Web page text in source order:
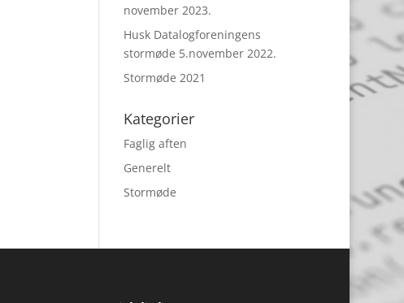
november 2023.
Husk Datalogforeningens
stormøde 5.november 2022.
Stormøde 2021
Kategorier
Faglig aften
Generelt
Stormøde